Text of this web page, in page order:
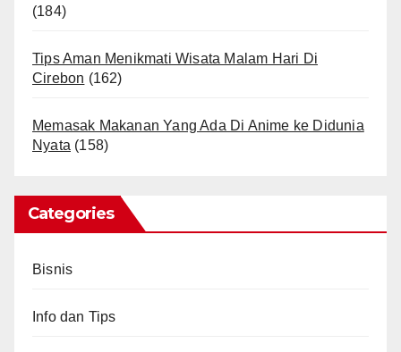
(184)
Tips Aman Menikmati Wisata Malam Hari Di
Cirebon (162)
Memasak Makanan Yang Ada Di Anime ke Didunia
Nyata (158)
Categories
Bisnis
Info dan Tips